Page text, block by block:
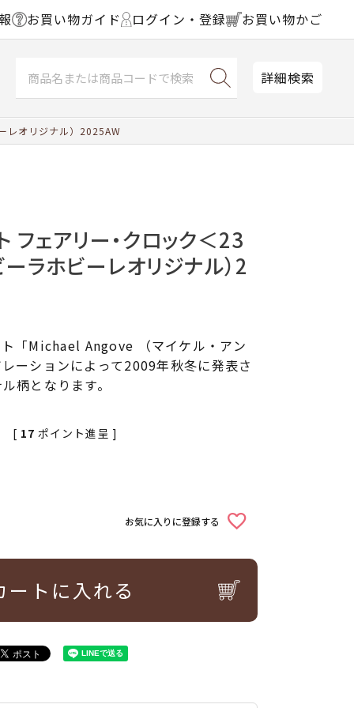
お買い物ガイド ログイン・登録 お買い物かご
詳細検索
レオリジナル）2025AW
フェアリー・クロック＜23
ラホビーレオリジナル）2
「Michael Angove （マイケル・アン
ーションによって2009年秋冬に発表さ
柄となります。
[ 17 ポイント進呈 ]
お気に入りに登録する
ートに入れる